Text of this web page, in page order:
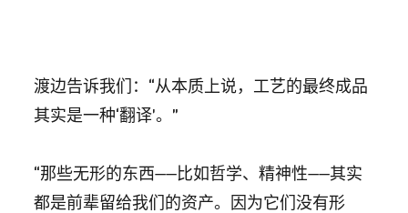
渡边告诉我们：“从本质上说，工艺的最终成品
其实是一种‘翻译’。”
“那些无形的东西——比如哲学、精神性——其实
都是前辈留给我们的资产。因为它们没有形